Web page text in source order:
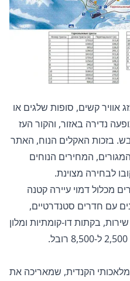
אוויר קשים, סופות שלגים או
נדירה באזור, והקור העז
בזכות האקלים הנוח, האתר
המחירים הנוחים
לבחירה מצוינת.
מכלול דמוי עיירה קטנה
עם חדרים סטנדרטיים,
בקתות דו-קומתיות ומלון
הקנדית, שמאריכה את